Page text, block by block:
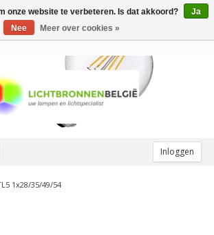
Inloggen
1x28/35/49/54
onze website te verbeteren. Is dat akkoord?
Ja
Nee
Meer over cookies »